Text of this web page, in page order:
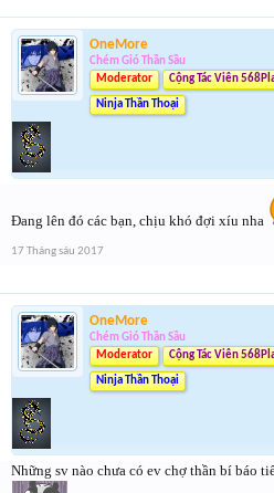
OneMore
Chém Gió Thần Sầu
Moderator
Cộng Tác Viên
Ninja Thần Thoại
Đang lên đó các bạn, chịu khó đợi xíu nha
17 Tháng sáu 2017
OneMore
Chém Gió Thần Sầu
Moderator
Cộng Tác Viên
Ninja Thần Thoại
Những sv nào chưa có ev chợ thần bí báo